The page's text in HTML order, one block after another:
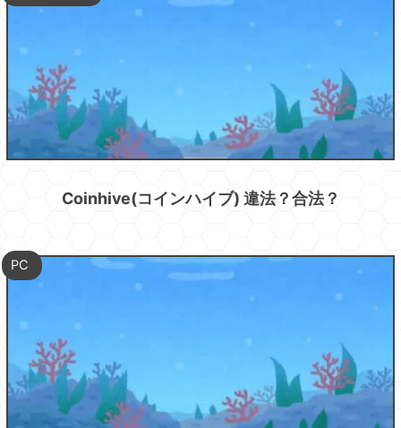
Coinhive(コインハイブ) 違法？合法？
PC